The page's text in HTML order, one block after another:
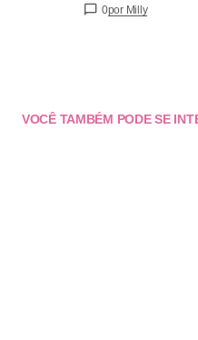
0por Milly
VOCÊ TAMBÉM PODE SE